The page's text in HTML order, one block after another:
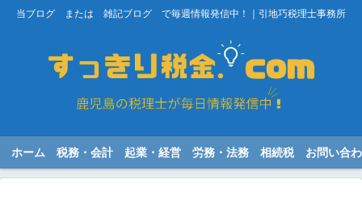
当ブログ または 雑記ブログ で毎週情報発信中！｜引地巧税理士事務所
ホーム 税務・会計 起業・経営 労務・法務 相続税 お問い合